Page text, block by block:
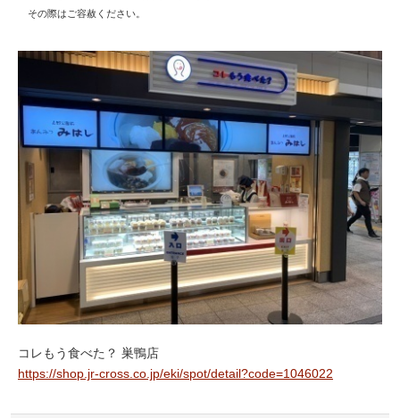
その際はご容赦ください。
コレもう食べた？ 巣鴨店
https://shop.jr-cross.co.jp/eki/spot/detail?code=1046022